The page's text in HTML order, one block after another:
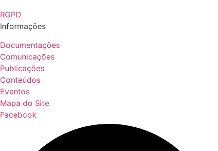
RGPD
Informações
Documentações
Comunicações
Publicações
Conteúdos
Eventos
Mapa do Site
Facebook